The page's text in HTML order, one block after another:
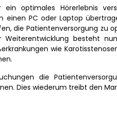
optimales Hörerlebnis
PC oder Laptop
die Patientenversorgung zu
besteht
wie
die
Dies wiederum treibt den